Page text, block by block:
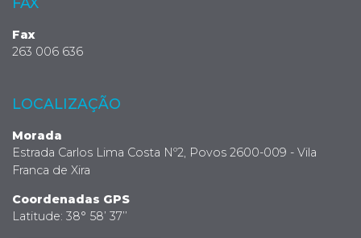
Fax
263 006 636
LOCALIZAÇÃO
Morada
Estrada Carlos Lima Costa Nº2, Povos 2600-009 - Vila
Franca de Xira
Coordenadas GPS
Latitude: 38° 58’ 37’’